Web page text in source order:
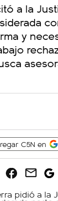
a la
y
C5N en